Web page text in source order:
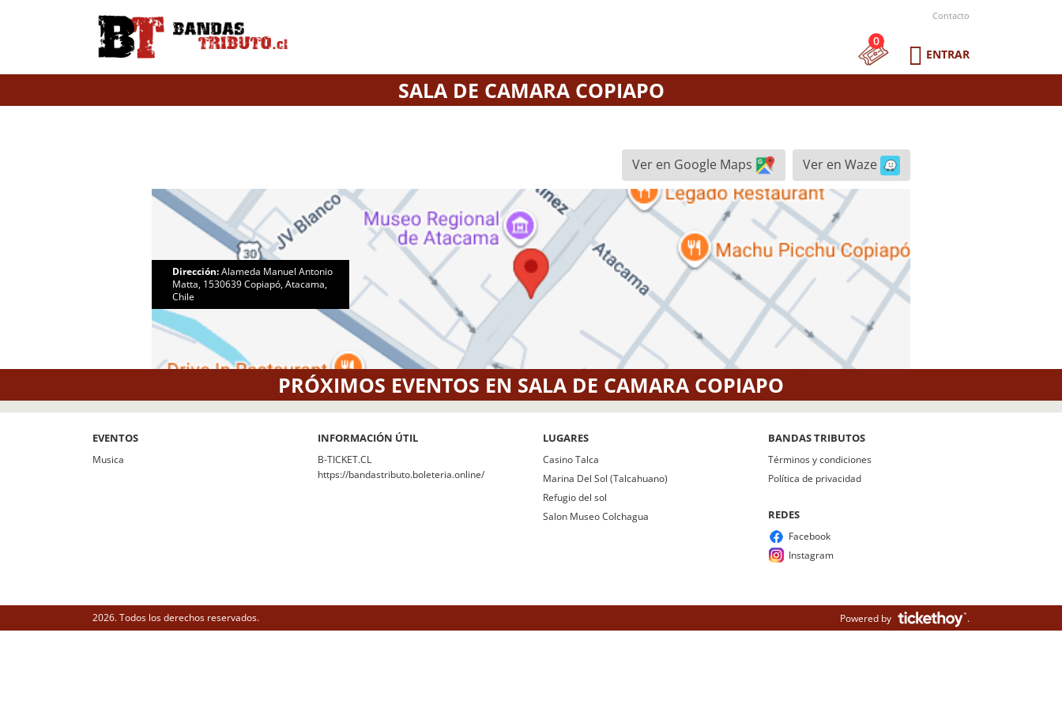
Contacto
0
ENTRAR
SALA DE CAMARA COPIAPO
Ver en Google Maps Ver en Waze
Dirección:Alameda Manuel Antonio
Matta, 1530639 Copiapó, Atacama,
Chile
PRÓXIMOS EVENTOS EN SALA DE CAMARA COPIAPO
EVENTOS
Musica
INFORMACIÓN ÚTIL
B-TICKET.CL
https://bandastributo.boleteria.online/
LUGARES
Casino Talca
Marina Del Sol (Talcahuano)
Refugio del sol
Salon Museo Colchagua
BANDAS TRIBUTOS
Términos y condiciones
Política de privacidad
REDES
Facebook
Instagram
2026. Todos los derechos reservados. Powered by .